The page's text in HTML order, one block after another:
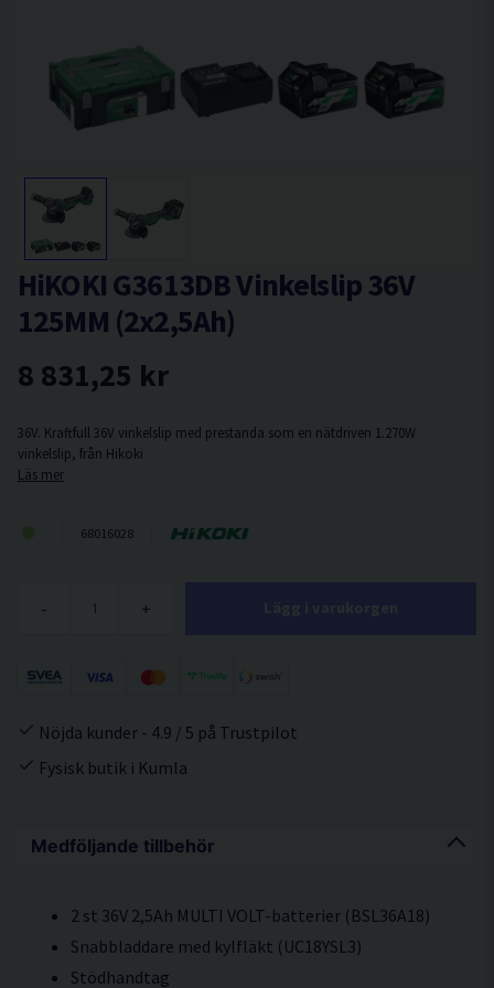
Medföljande tillbehör
2 st 36V 2,5Ah MULTI VOLT-batterier (BSL36A18)
Snabbladdare med kylfläkt (UC18YSL3)
Stödhandtag
HiKOKI G3613DB Vinkelslip 36V
125MM (2x2,5Ah)
8 831,25 kr
36V. Kraftfull 36V vinkelslip med prestanda som en nätdriven 1.270W
vinkelslip, från Hikoki
Läs mer
68016028
- +
Nöjda kunder - 4.9 / 5 på Trustpilot
Fysisk butik i Kumla